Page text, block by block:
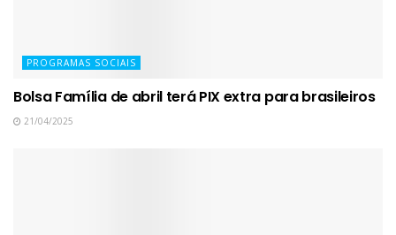
PROGRAMAS SOCIAIS
Bolsa Família de abril terá PIX extra para brasileiros
21/04/2025